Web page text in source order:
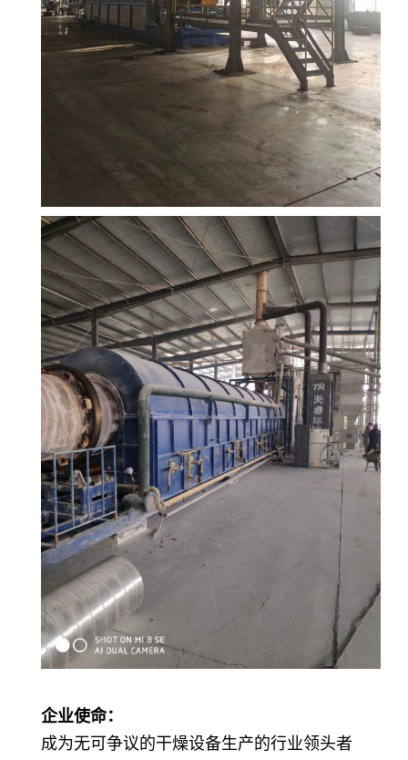
企业使命：
成为无可争议的干燥设备生产的行业领头者